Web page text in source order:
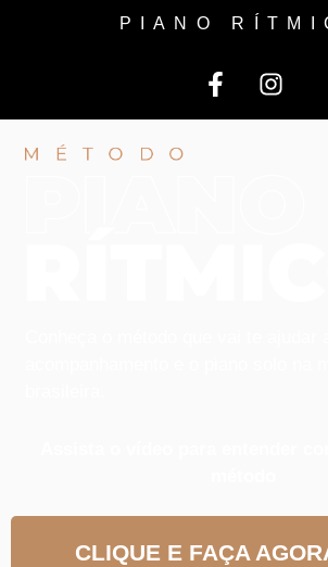
PIANO
CLIQUE E FAÇA